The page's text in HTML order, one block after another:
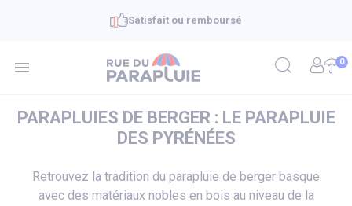
Satisfait ou remboursé
 0
PARAPLUIES DE BERGER : LE PARAPLUIE
DES PYRÉNÉES
Retrouvez la tradition du parapluie de berger basque
avec des matériaux nobles en bois au niveau de la